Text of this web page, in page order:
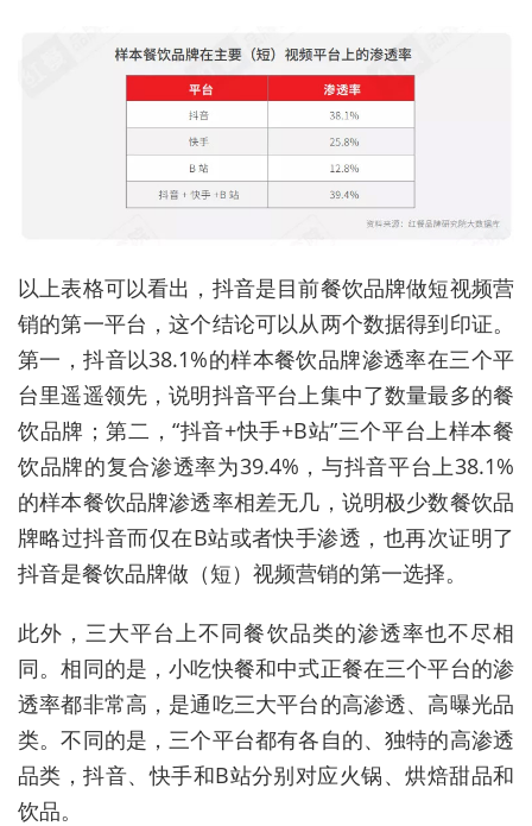
以上表格可以看出，抖音是目前餐饮品牌做短视频营
销的第一平台，这个结论可以从两个数据得到印证。
第一，抖音以38.1%的样本餐饮品牌渗透率在三个平
台里遥遥领先，说明抖音平台上集中了数量最多的餐
饮品牌；第二，“抖音+快手+B站”三个平台上样本餐
饮品牌的复合渗透率为39.4%，与抖音平台上38.1%
的样本餐饮品牌渗透率相差无几，说明极少数餐饮品
牌略过抖音而仅在B站或者快手渗透，也再次证明了
抖音是餐饮品牌做（短）视频营销的第一选择。
此外，三大平台上不同餐饮品类的渗透率也不尽相
同。相同的是，小吃快餐和中式正餐在三个平台的渗
透率都非常高，是通吃三大平台的高渗透、高曝光品
类。不同的是，三个平台都有各自的、独特的高渗透
品类，抖音、快手和B站分别对应火锅、烘焙甜品和
饮品。